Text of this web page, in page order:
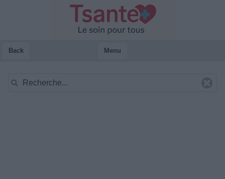
Back Menu